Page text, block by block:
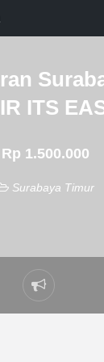
ITS
Rp 1.500.000
Surabaya Timur
Laporkan
masalah